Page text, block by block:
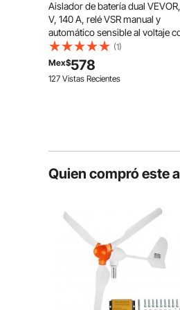
Diseñado para una
complicados. Solo se
Aislador de batería dual
V, 140 A, relé VSR manual y
automático sensible al voltaje
pantalla LCD, aislador de batería
inteligente para baterías de litio y
plomo-ácido, para coche,
autocaravana, UTV, ATV, barco
(1)
Mex$578
127 Vistas Recientes
Quien compró este